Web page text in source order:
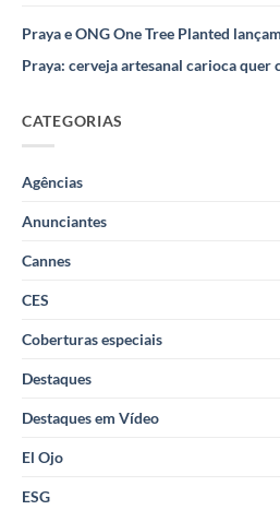
Praya e ONG One Tree Planted
Praya: cerveja artesanal carioca quer
CATEGORIAS
Agências
Anunciantes
Cannes
CES
Coberturas especiais
Destaques
Destaques em Vídeo
El Ojo
ESG